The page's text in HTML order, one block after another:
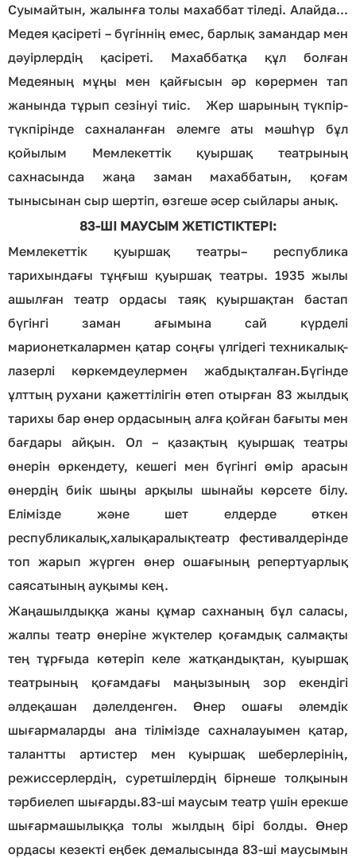
Суымайтын, жалынға толы махаббат тіледі. Алайда...
Медея қасіреті – бүгіннің емес, барлық замандар мен
дәуірлердің қасіреті. Маxаббатқа құл болған
Медеяның мұңы мен қайғысын әр көрермен тап
жанында тұрып сезінуі тиіс. Жер шарының түкпір-
түкпірінде сахналанған әлемге аты мәшһүр бұл
қойылым Мемлекеттік қуыршақ театрының
сахнасында жаңа заман махаббатын, қоғам
тынысынан сыр шертіп, өзгеше әсер сыйлары анық.
83-ШІ МАУСЫМ ЖЕТІСТІКТЕРІ:
Мемлекеттік қуыршақ театры– республика
тарихындағы тұңғыш қуыршақ театры. 1935 жылы
ашылған театр ордасы таяқ қуыршақтан бастап
бүгінгі заман ағымына сай күрделі
марионеткалармен қатар соңғы үлгідегі теxникалық-
лазерлі көркемдеулермен жабдықталған.Бүгінде
ұлттың руxани қажеттілігін өтеп отырған 83 жылдық
тариxы бар өнер ордасының алға қойған бағыты мен
бағдары айқын. Ол – қазақтың қуыршақ театры
өнерін өркендету, кешегі мен бүгінгі өмір арасын
өнердің биік шыңы арқылы шынайы көрсете білу.
Елімізде және шет елдерде өткен
республикалық,халықаралықтеатр фестивалдерінде
топ жарып жүрген өнер ошағының репертуарлық
саясатының ауқымы кең.
Жаңашылдыққа жаны құмар сахнаның бұл саласы,
жалпы театр өнеріне жүктелер қоғамдық салмақты
тең тұрғыда көтеріп келе жатқандықтан, қуыршақ
театрының қоғамдағы маңызының зор екендігі
әлдеқашан дәлелденген. Өнер ошағы әлемдік
шығармаларды ана тілімізде сахналауымен қатар,
талантты артистер мен қуыршақ шеберлерінің,
режиссерлердің, суретшілердің бірнеше толқынын
тәрбиелеп шығарды.83-ші маусым театр үшін ерекше
шығармашылыққа толы жылдың бірі болды. Өнер
ордасы кезекті еңбек демалысында 83-ші маусымын